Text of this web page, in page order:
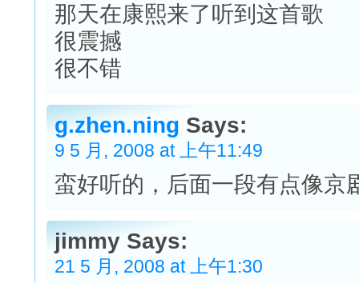
那天在康熙来了听到这首歌
很震撼
很不错
g.zhen.ning Says:
9 5 月, 2008 at 上午11:49
蛮好听的，后面一段有点像京
jimmy Says:
21 5 月, 2008 at 上午1:30